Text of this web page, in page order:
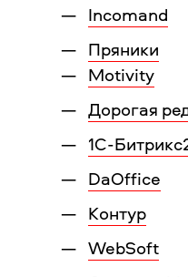
Incomand
Пряники
Motivity
Дорогая
1С-
DaOffice
Контур
WebSoft